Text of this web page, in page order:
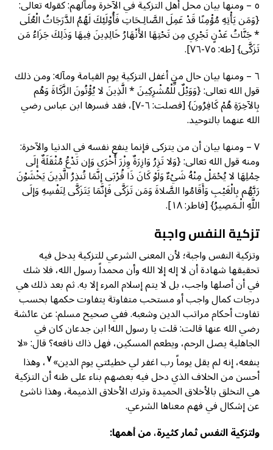
٥ – ومنها بيان محل أهل التزكية في الآخرة ومآلهم: كقوله تعالى:
{وَمَن يَأْتِهِ مُؤْمِنًا قَدْ عَمِلَ الصَّالِـحَاتِ فَأُوْلَئِكَ لَهُمُ الدَّرَجَاتُ الْعُلَى
* جَنَّاتُ عَدْنٍ تَجْرِي مِن تَحْتِهَا الأَنْهَارُ خَالِدِينَ فِيهَا وَذَلِكَ جَزَاءُ مَن
تَزَكَّى} [طه: ٧٥-٧٦].
٦ – ومنها بيان حال من أغفل التزكية يوم القيامة ومآله: ومن ذلك
قول الله تعالى: {وَوَيْلٌ لِّلْمُشْرِكِينَ * الَّذِينَ لا يُؤْتُونَ الزَّكَاةَ وَهُم
بِالآخِرَةِ هُمْ كَافِرُونَ} [فصلت: ٦-٧]، فقد فسرها ابن عباس رضي
الله عنهما بالتوحيد.
٧ – ومنها بيان أن من يتزكى فإنما ينفع نفسه في الدنيا والآخرة:
ومنه قول الله تعالى: {وَلا تَزِرُ وَازِرَةٌ وِزْرَ أُخْرَى وَإن تَدْعُ مُثْقَلَةٌ إلَى
حِمْلِهَا لا يُحْمَلْ مِنْهُ شَيْءٌ وَلَوْ كَانَ ذَا قُرْبَى إنَّمَا تُنذِرُ الَّذِينَ يَخْشَوْنَ
رَبَّهُم بِالْغَيْبِ وَأَقَامُوا الصَّلاةَ وَمَن تَزَكَّى فَإنَّمَا يَتَزَكَّى لِنَفْسِهِ وَإلَى
اللَّهِ الْـمَصِيرُ} [فاطر: ١٨].
تزكية النفس واجبة
وتزكية النفس واجبة؛ لأن المعنى الشرعي للتزكية يدخل فيه
تحقيقها شهادة أن لا إله إلا الله وأن محمداً رسول الله، فلا شك
في أن أصلها واجب، بل لا يتم إسلام المرء إلا به. ثم بعد ذلك هي
درجات كمال واجب أو مستحب متفاوتة يتفاوت حكمها بحسب
تفاوت أحكام مراتب الدين وشعبه. ففي صحيح مسلم: عن عائشة
رضي الله عنها قالت: قلت يا رسول الله! ابن جدعان كان في
الجاهلية يصل الرحم، ويطعم المسكين، فهل ذاك نافعه؟ قال: «لا
ينفعه، إنه لم يقل يوماً رب اغفر لي خطيئتي يوم الدين»٧، وهذا
أحسن من الخلاف الذي دخل فيه بعضهم بناء على ظنه أن التزكية
هي التخلق بالأخلاق الحميدة وترك الأخلاق الذميمة، وهذا ناشئ
عن إشكال في فهم معناها الشرعي.
ولتزكية النفس ثمار كثيرة، من أهمها: